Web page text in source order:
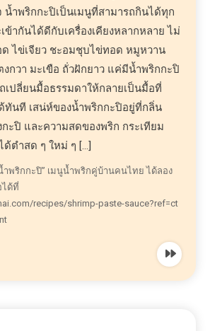
น้ำพริกกะปิเป็นเมนูที่สามารถกินได้ทุก
ข้ากันได้ดีกับเครื่องเคียงหลากหลาย ไม่
ด ไข่เจียว ชะอมชุบไข่ทอด หมูหวาน
กวา มะเขือ ถั่วฝักยาว แค่มีน้ำพริกกะปิ
เปลี่ยนมื้อธรรมดาให้กลายเป็นมื้อที่
ทันที เสน่ห์ของน้ำพริกกะปิอยู่ที่กลิ่น
ะปิ และความสดของพริก กระเทียม
ด้ตำสด ๆ ใหม่ ๆ […]
ำพริกกะปิ” เมนูน้ำพริกคู่บ้านคนไทย ได้ลอง
ได้ที่
recipes/shrimp-paste-sauce?ref=ct